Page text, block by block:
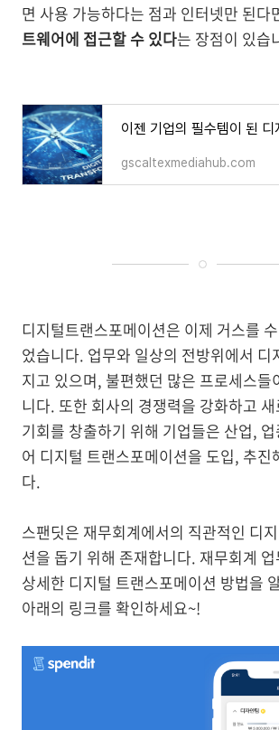
면 사용 가능하다는 점과 인터넷만 된다
트웨어에 접근할 수 있다는 장점이 있습
gscaltexmediahub.com
디지털트랜스포메이션은 이제 거스를
었습니다. 업무와 일상의 전방위에서 디
지고 있으며, 불편했던 많은 프로세스들
니다. 또한 회사의 경쟁력을 강화하고
기회를 창출하기 위해 기업들은 산업,
어 디지털 트랜스포메이션을 도입, 추진
다.
스팬딧은 재무회계에서의 직관적인 디
션을 돕기 위해 존재합니다. 재무회계
상세한 디지털 트랜스포메이션 방법을
아래의 링크를 확인하세요~!